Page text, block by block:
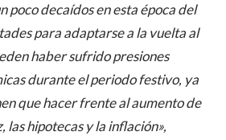
poco decaídos en esta época del
para adaptarse a la vuelta al
haber sufrido presiones
durante el periodo festivo, ya
que hacer frente al aumento de
las hipotecas y la inflación»,